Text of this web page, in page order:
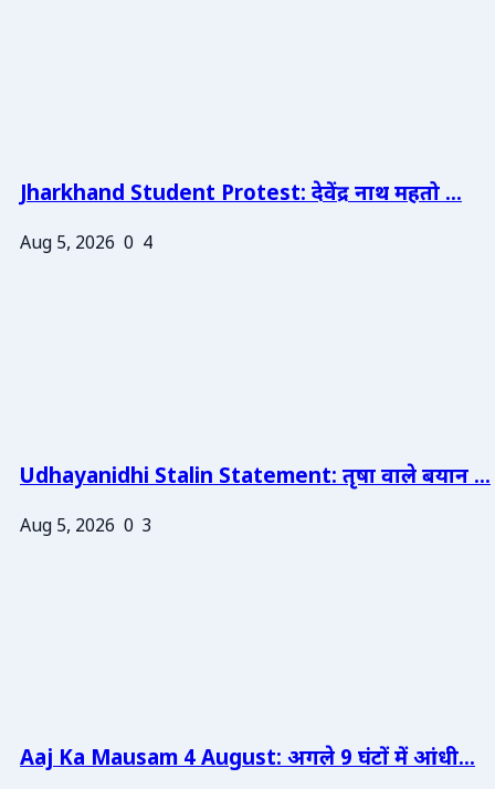
Jharkhand Student Protest: देवेंद्र नाथ महतो ...
Aug 5, 2026 0 4
Udhayanidhi Stalin Statement: तृषा वाले बयान ...
Aug 5, 2026 0 3
Aaj Ka Mausam 4 August: अगले 9 घंटों में आंधी...